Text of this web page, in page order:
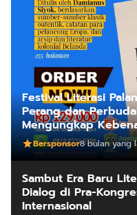
Festival Literasi
Perang dan
Mengungkap
Bersponsor8 bulan yang
Sambut Era Baru
Dialog di Pra-
Internasional